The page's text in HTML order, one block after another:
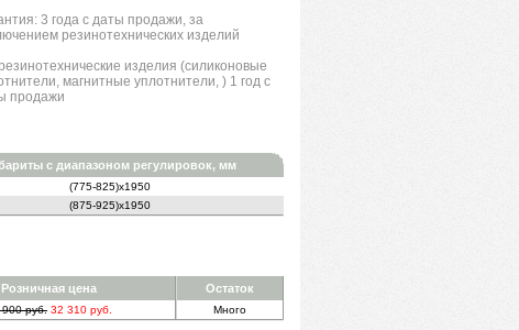
3 года с даты продажи, за
резинотехнических изделий
изделия (силиконовые
магнитные уплотнители, ) 1 год с
продажи
с диапазоном регулировок, мм
(775-825)x1950
(875-925)x1950
Розничная цена Остаток
900 руб. 32 310 руб. Много